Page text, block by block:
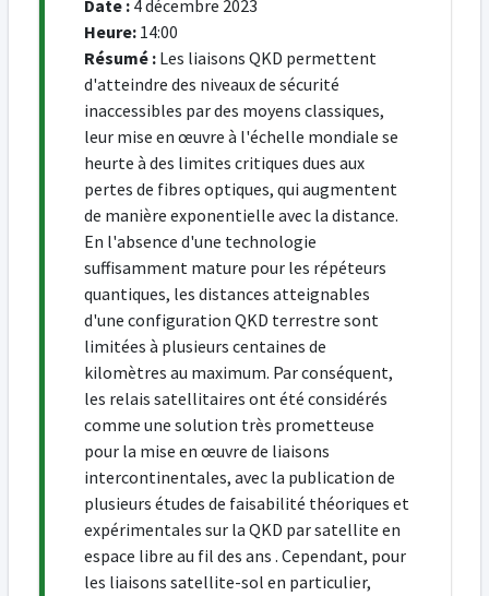
Date :4 décembre 2023
Heure:14:00
Résumé :Les liaisons QKD permettent
d'atteindre des niveaux de sécurité
inaccessibles par des moyens classiques,
leur mise en œuvre à l'échelle mondiale se
heurte à des limites critiques dues aux
pertes de fibres optiques, qui augmentent
de manière exponentielle avec la distance.
En l'absence d'une technologie
suffisamment mature pour les répéteurs
quantiques, les distances atteignables
d'une configuration QKD terrestre sont
limitées à plusieurs centaines de
kilomètres au maximum. Par conséquent,
les relais satellitaires ont été considérés
comme une solution très prometteuse
pour la mise en œuvre de liaisons
intercontinentales, avec la publication de
plusieurs études de faisabilité théoriques et
expérimentales sur la QKD par satellite en
espace libre au fil des ans . Cependant, pour
les liaisons satellite-sol en particulier,